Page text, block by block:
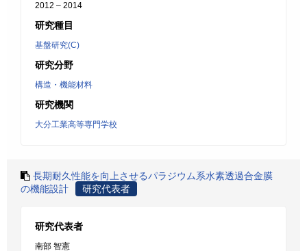
2012 – 2014
研究種目
基盤研究(C)
研究分野
構造・機能材料
研究機関
大分工業高等専門学校
長期耐久性能を向上させるパラジウム系水素透過合金膜
の機能設計
研究代表者
研究代表者
南部 智憲